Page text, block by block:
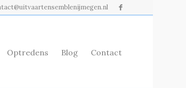
Optredens Blog Contact